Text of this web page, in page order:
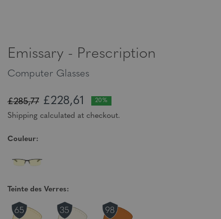
Emissary - Prescription
Computer Glasses
£285,77 £228,61 20%
Shipping calculated at checkout.
Couleur:
Teinte des Verres: